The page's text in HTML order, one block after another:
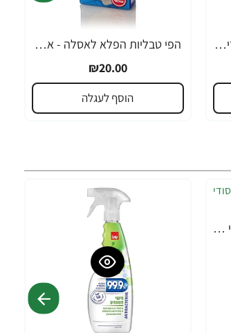
DESYTOL דזיטול מחטא בגדים תוסף משמיד חיידים ללא הרתחה 500 גרם - מבית יעקבי
הפי טבליות הפלא לאסלה - אריזה 14 טבליות - מבית יעקבי
₪20.00
הוסף לעגלה
סנו 99.9% ספריי לחיטוי וניקוי יסודי - 750 מ"ל